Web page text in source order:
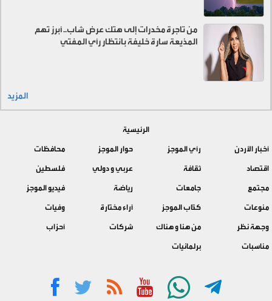
من تاجرة مخدرات إلى هتك عرض شاب.. أبرز تهم
المذيعة سارة خليفة بانتظار رأي المفتي
المزيد
الرئيسية
أخبار الأردن
رأي الموجز حوار الموجز
محافظات
اقتصاد
ثقافة عربي و دولي
فلسطين
مجتمع
جامعات رياضة
فيديو الموجز
منوعات
كتّاب الموجز آراء مختارة
وفيات
وجهة نظر
من هنا و هناك شركات
أحزاب
مناسبات
برلمانيات